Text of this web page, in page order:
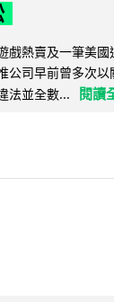
戲熱賣及一筆美
公司早前曾多次
法並全數...
閱讀